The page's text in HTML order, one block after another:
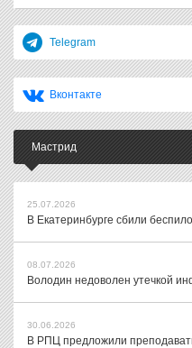
Telegram
Вконтакте
Мастрид
25.07.2026
В Екатеринбурге сбили
08.07.2026
Володин недоволен утечкой
30.06.2026
В РПЦ предложили